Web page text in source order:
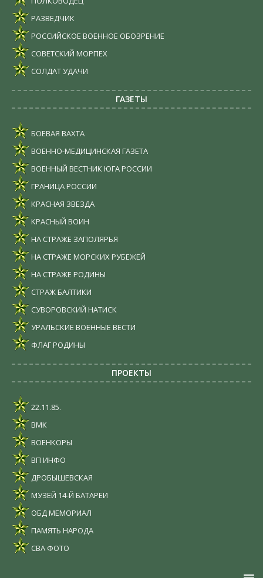
РАЗВЕДЧИК
РОССИЙСКОЕ ВОЕННОЕ ОБОЗРЕНИЕ
СОВЕТСКИЙ МОРПЕХ
СОЛДАТ УДАЧИ
ГАЗЕТЫ
БОЕВАЯ ВАХТА
ВОЕННО-МЕДИЦИНСКАЯ ГАЗЕТА
ВОЕННЫЙ ВЕСТНИК ЮГА РОССИИ
ГРАНИЦА РОССИИ
КРАСНАЯ ЗВЕЗДА
КРАСНЫЙ ВОИН
НА СТРАЖЕ ЗАПОЛЯРЬЯ
НА СТРАЖЕ МОРСКИХ РУБЕЖЕЙ
НА СТРАЖЕ РОДИНЫ
СТРАЖ БАЛТИКИ
СУВОРОВСКИЙ НАТИСК
УРАЛЬСКИЕ ВОЕННЫЕ ВЕСТИ
ФЛАГ РОДИНЫ
ПРОЕКТЫ
22.11.85.
ВМК
ВОЕНКОРЫ
ВП ИНФО
ДРОБЫШЕВСКАЯ
МУЗЕЙ 14-Й БАТАРЕИ
ОБД МЕМОРИАЛ
ПАМЯТЬ НАРОДА
СВА ФОТО